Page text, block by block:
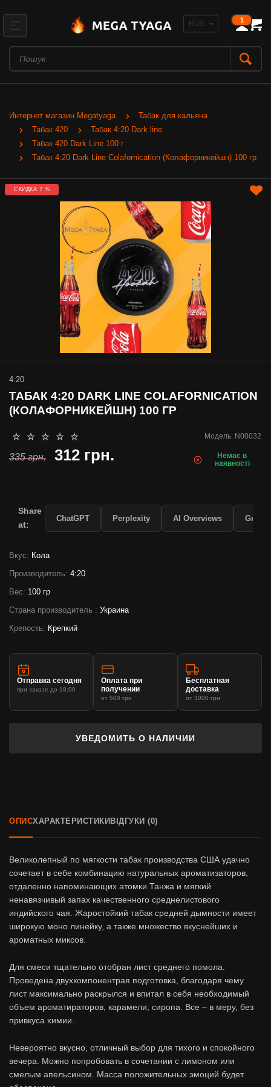
1
Интернет магазин Megatyaga
Табак для кальяна
Табак 420
Табак 4:20 Dark line
Табак 420 Dark Line 100 г
Табак 4:20 Dark Line Colafornication (Колафорникейшн) 100 гр
СКИДКА 7 %
Модель: N00032
4:20
ТАБАК 4:20 DARK LINE COLAFORNICATION
(КОЛАФОРНИКЕЙШН) 100 ГР
Немає в
наявності
335 грн. 312 грн.
Вкус: Кола
Производитель: 4:20
Вес: 100 гр
Страна производитель : Украина
Крепость: Крепкий
УВЕДОМИТЬ О НАЛИЧИИ
Отправка сегодня
при заказе до 18:00
Оплата при
получении
от 500 грн
Бесплатная
доставка
от 3000 грн
Share
at:
ChatGPT Perplexity AI Overviews Grok
ОПИСХАРАКТЕРИСТИКИ ВІДГУКИ (0)
Великолепный по мягкости табак производства США удачно
сочетает в себе комбинацию натуральных ароматизаторов,
отдаленно напоминающих атомки Танжа и мягкий
ненавязчивый запах качественного среднелистового
индийского чая. Жаростойкий табак средней дымности имеет
широкую моно линейку, а также множество вкуснейших и
ароматных миксов.
Для смеси тщательно отобран лист среднего помола.
Проведена двухкомпонентрая подготовка, благодаря чему
лист максимально раскрылся и впитал в себя необходимый
объем ароматираторов, карамели, сиропа. Все – в меру, без
привкуса химии.
Невероятно вкусно, отличный выбор для тихого и спокойного
вечера. Можно попробовать в сочетании с лимоном или
смелым апельсином. Масса положительных эмоций будет